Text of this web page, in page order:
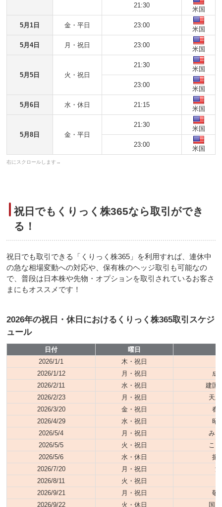
21:30
米国
5月1日 金・平日 23:00
米国
5月4日 月・祝日 23:00
米国
5月5日 火・祝日
21:30
米国
23:00
米国
5月6日 水・休日 21:15
米国
5月8日 金・平日
21:30
米国
23:00
米国
祝日でもくりっく株365なら取引ができ
る！
祝日でも取引できる「くりっく株365」を利用すれば、連休中
の急な相場変動への対応や、保有株のヘッジ取引も可能なの
で、普段は日本株や先物・オプションを取引されているお客さ
まにもオススメです！
2026年の祝日・休日におけるくりっく株365取引スケジ
ュール
日付 曜日
2026/1/1
木・祝日
2026/1/12
月・祝日
成
2026/2/11
水・祝日
建国
2026/2/23
月・祝日
天
2026/3/20
金・祝日
春
2026/4/29
水・祝日
昭
2026/5/4
月・祝日
み
2026/5/5
火・祝日
こ
2026/5/6
水・休日
振
2026/7/20
月・祝日
2026/8/11
火・祝日
2026/9/21
月・祝日
敬
2026/9/22
火・休日 国